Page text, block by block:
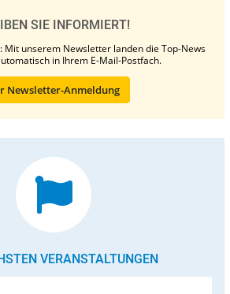
SIE INFORMIERT!
Mit unserem Newsletter landen die Top-News
in Ihrem E-Mail-Postfach.
Newsletter-Anmeldung
VERANSTALTUNGEN